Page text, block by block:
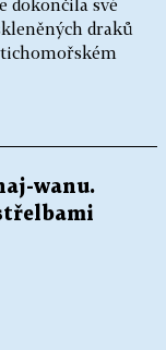
dokončila své
draků
wanu.